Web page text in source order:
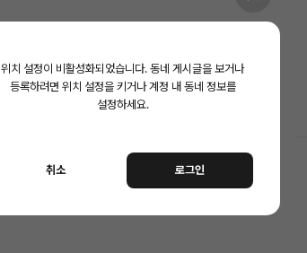
위치 설정이 비활성화되었습니다. 동네 게시글을 보거나
등록하려면 위치 설정을 키거나 계정 내 동네 정보를
설정하세요.
취소 로그인